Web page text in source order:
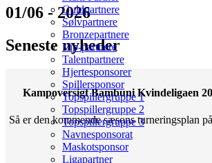
Guldpartnere
Sølvpartnere
Bronzepartnere
Vip-partnere
Talentpartnere
Hjertesponsorer
Spillersponsor
Topspillergruppe 1
Topspillergruppe 2
Topspillergruppe 3
Navnesponsorat
Maskotsponsor
Ligapartner
01/06 - 2026
Seneste nyheder
Kampoversigt Bambuni Kvindeligaen
Så er den kommende sæsons turneringsplan